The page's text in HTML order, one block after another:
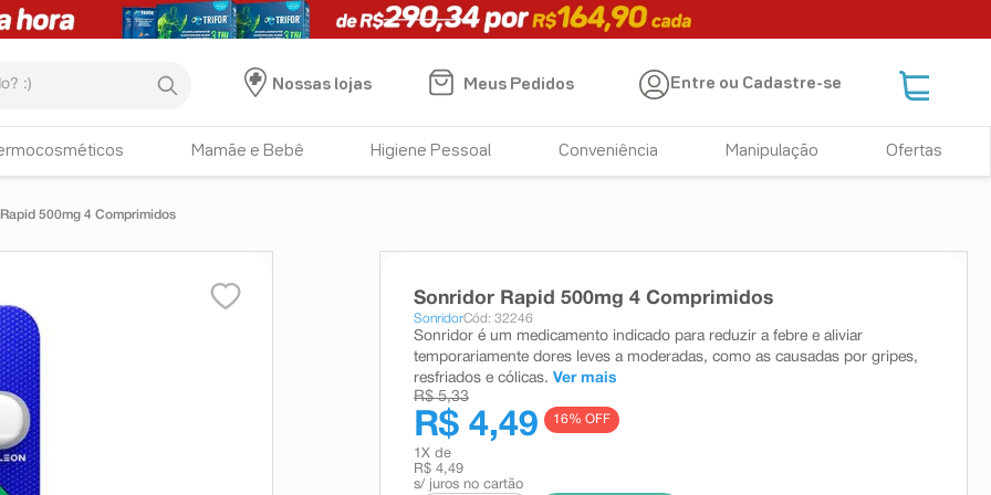
Nossas lojas
Meus Pedidos Entre ou Cadastre-se
Mamãe e Bebê Higiene Pessoal Conveniência Manipulação Ofertas
500mg 4 Comprimidos
Sonridor Rapid 500mg 4 Comprimidos
SonridorCód: 32246
Sonridor é um medicamento indicado para reduzir a febre e aliviar
temporariamente dores leves a moderadas, como as causadas por gripes,
resfriados e cólicas. Ver mais
R$ 5,33
R$ 4,49 16% OFF
1 X de
R$ 4,49
s/ juros no cartão